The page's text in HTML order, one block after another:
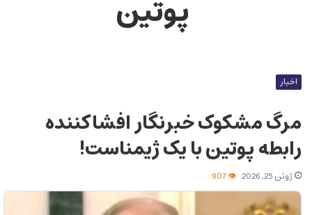
پوتین
اخبار
مرگ مشکوک خبرنگار افشاکننده
رابطه پوتین با یک ژیمناست!
ژوئن 25, 2026